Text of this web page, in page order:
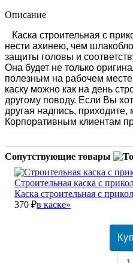
Описание
Каска строительная с
нести ахинею, чем
защиты головы и
Она будет не только
полезным на рабочем
каску можно как на день
другому поводу. Если Вы
другая надпись,
Корпоративным клиентам
Сопутствующие товары
Строительная каска с
Каска строительная с
в каске»
370 ₽